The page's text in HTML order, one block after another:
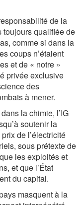
de la
toujours qualifiée de
comme si dans la
coups n’étaient
et de « notre »
privée exclusive
des
à mener.
la chimie, l’IG
soutenir la
de l’électricité
sous prétexte de
les exploités et
et que l’État
du capital.
masquent à la